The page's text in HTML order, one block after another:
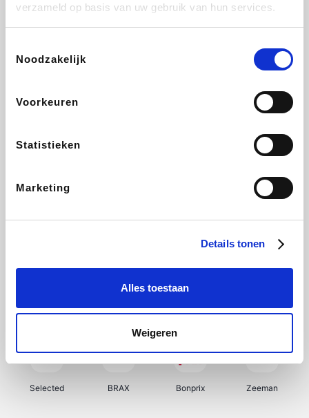
verzameld op basis van uw gebruik van hun services.
Noodzakelijk
Voorkeuren
Statistieken
Marketing
Details tonen
Alles toestaan
Weigeren
Lufthansa
CheapTickets.be DeubaXXL
Samsung My Jewellery Delonghi Tennis Point
Selected BRAX Bonprix Zeeman